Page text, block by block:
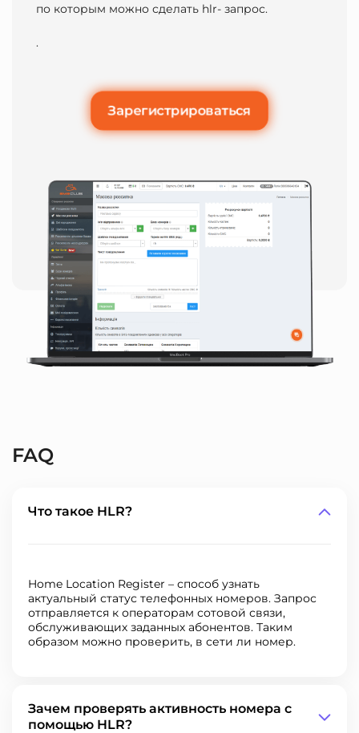
по которым можно сделать hlr- запрос.
.
Зарегистрироваться
FAQ
Что такое HLR?
Home Location Register – способ узнать
актуальный статус телефонных номеров. Запрос
отправляется к операторам сотовой связи,
обслуживающих заданных абонентов. Таким
образом можно проверить, в сети ли номер.
Зачем проверять активность номера с
помощью HLR?